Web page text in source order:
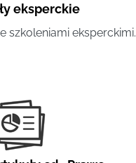
eksperckie
szkoleniami eksperckimi.